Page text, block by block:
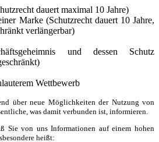
dauert maximal 10 Jahre)
Marke (Schutzrecht dauert 10 Jahre,
verlängerbar)
und dessen Schutz
Wettbewerb
über neue Möglichkeiten der Nutzung von
was damit verbunden ist, informieren.
Sie von uns Informationen auf einem hohen
heißt: